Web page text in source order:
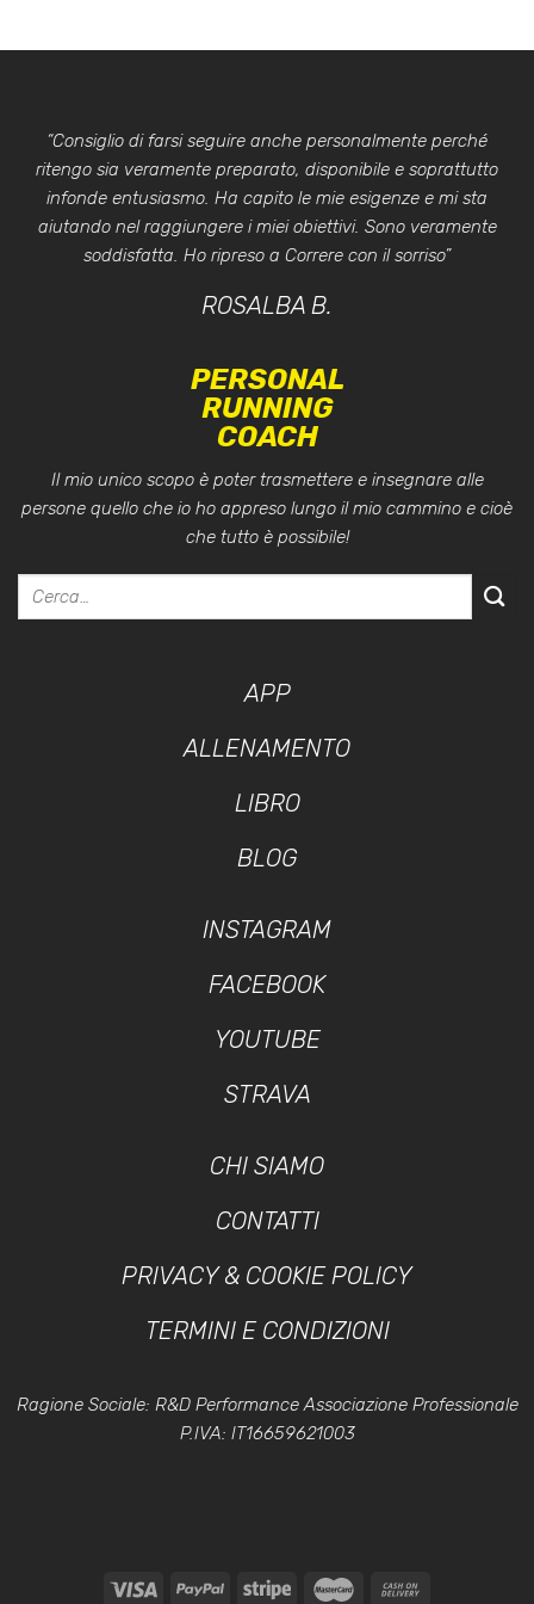
“Consiglio di farsi seguire anche personalmente perché
ritengo sia veramente preparato, disponibile e soprattutto
infonde entusiasmo. Ha capito le mie esigenze e mi sta
aiutando nel raggiungere i miei obiettivi. Sono veramente
soddisfatta. Ho ripreso a Correre con il sorriso”
ROSALBA B.
PERSONAL
RUNNING
COACH
Il mio unico scopo è poter trasmettere e insegnare alle
persone quello che io ho appreso lungo il mio cammino e cioè
che tutto è possibile!
APP
ALLENAMENTO
LIBRO
BLOG
INSTAGRAM
FACEBOOK
YOUTUBE
STRAVA
CHI SIAMO
CONTATTI
PRIVACY & COOKIE POLICY
TERMINI E CONDIZIONI
Ragione Sociale: R&D Performance Associazione Professionale
P.IVA: IT16659621003